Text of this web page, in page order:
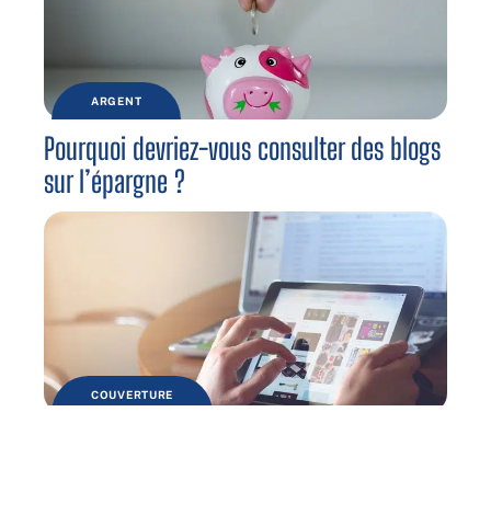
ARGENT
Pourquoi devriez-vous consulter des blogs
sur l’épargne ?
COUVERTURE